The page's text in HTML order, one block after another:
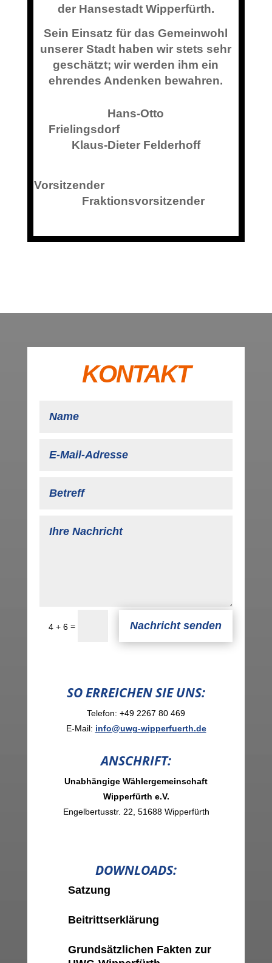
der Hansestadt Wipperfürth.
Sein Einsatz für das Gemeinwohl
unserer Stadt haben wir stets sehr
geschätzt; wir werden ihm ein
ehrendes Andenken bewahren.
Hans-Otto
Frielingsdorf
Klaus-Dieter Felderhoff
Vorsitzender
Fraktionsvorsitzender
KONTAKT
4 + 6 = Nachricht senden
SO ERREICHEN SIE UNS:
Telefon: +49 2267 80 469
E-Mail: info@uwg-wipperfuerth.de
ANSCHRIFT:
Unabhängige Wählergemeinschaft
Wipperfürth e.V.
Engelbertusstr. 22, 51688 Wipperfürth
DOWNLOADS:
Satzung
Beitrittserklärung
Grundsätzlichen Fakten zur